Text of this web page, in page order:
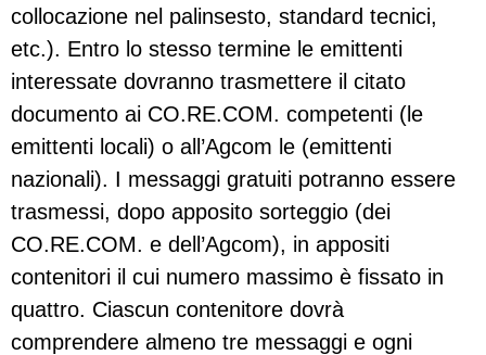
collocazione nel palinsesto, standard tecnici,
etc.). Entro lo stesso termine le emittenti
interessate dovranno trasmettere il citato
documento ai CO.RE.COM. competenti (le
emittenti locali) o all’Agcom le (emittenti
nazionali). I messaggi gratuiti potranno essere
trasmessi, dopo apposito sorteggio (dei
CO.RE.COM. e dell’Agcom), in appositi
contenitori il cui numero massimo è fissato in
quattro. Ciascun contenitore dovrà
comprendere almeno tre messaggi e ogni